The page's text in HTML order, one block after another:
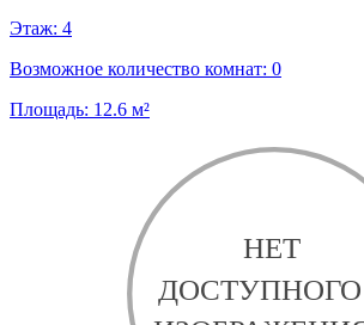
Этаж: 4
Возможное количество комнат: 0
Площадь: 12.6 м²